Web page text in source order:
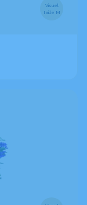
Visuel
taille M